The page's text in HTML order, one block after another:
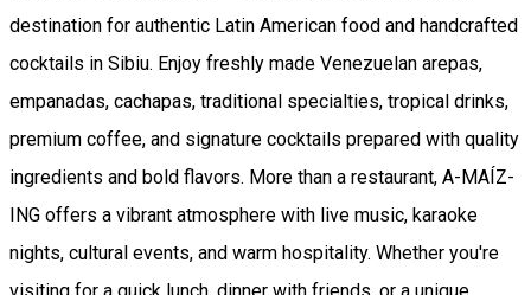
destination for authentic Latin American food and handcrafted
cocktails in Sibiu. Enjoy freshly made Venezuelan arepas,
empanadas, cachapas, traditional specialties, tropical drinks,
premium coffee, and signature cocktails prepared with quality
ingredients and bold flavors. More than a restaurant, A-MAÍZ-
ING offers a vibrant atmosphere with live music, karaoke
nights, cultural events, and warm hospitality. Whether you're